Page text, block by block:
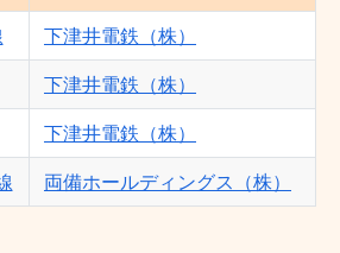
下津井電鉄（株）
下津井電鉄（株）
下津井電鉄（株）
両備ホールディングス（株）